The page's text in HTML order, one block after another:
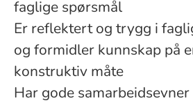
faglige spørsmål
Er reflektert og trygg i
og formidler kunnskap på
konstruktiv måte
Har gode samarbeidsevner